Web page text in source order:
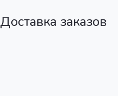
Доставка заказов